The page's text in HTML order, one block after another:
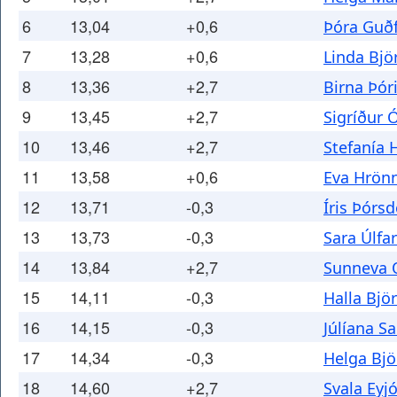
6 13,04 +0,6 Þóra
7 13,28 +0,6 Linda
8 13,36 +2,7 Birna
9 13,45 +2,7 Sigríður
10 13,46 +2,7 Stefanía
11 13,58 +0,6 Eva
12 13,71 -0,3 Íris
13 13,73 -0,3 Sara
14 13,84 +2,7 Sunneva
15 14,11 -0,3 Halla
16 14,15 -0,3 Júlíana
17 14,34 -0,3 Helga
18 14,60 +2,7 Svala